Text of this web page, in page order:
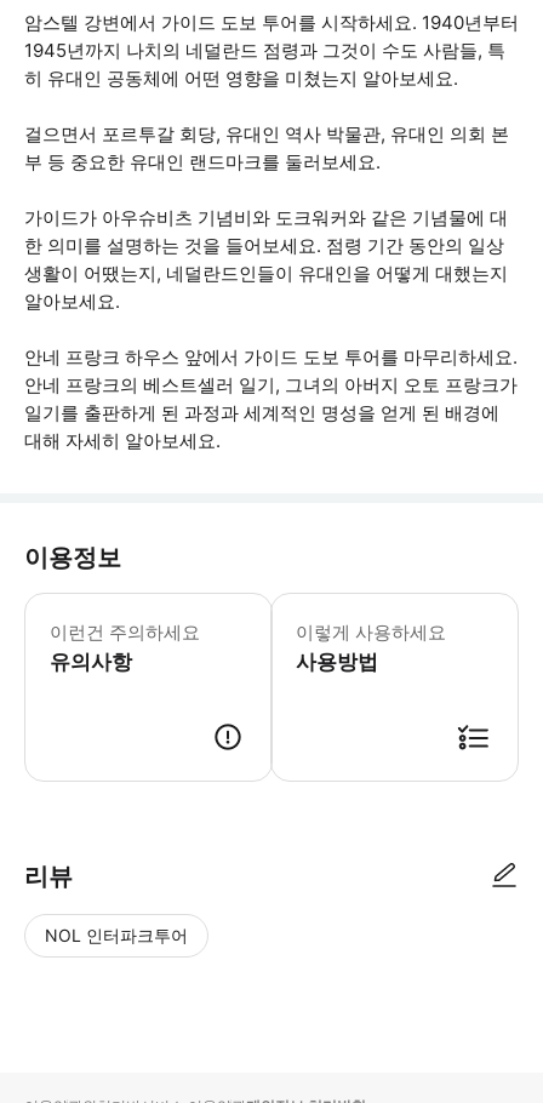
암스텔 강변에서 가이드 도보 투어를 시작하세요. 1940년부터
1945년까지 나치의 네덜란드 점령과 그것이 수도 사람들, 특
히 유대인 공동체에 어떤 영향을 미쳤는지 알아보세요.
걸으면서 포르투갈 회당, 유대인 역사 박물관, 유대인 의회 본
부 등 중요한 유대인 랜드마크를 둘러보세요.
가이드가 아우슈비츠 기념비와 도크워커와 같은 기념물에 대
한 의미를 설명하는 것을 들어보세요. 점령 기간 동안의 일상
생활이 어땠는지, 네덜란드인들이 유대인을 어떻게 대했는지
알아보세요.
안네 프랑크 하우스 앞에서 가이드 도보 투어를 마무리하세요.
안네 프랑크의 베스트셀러 일기, 그녀의 아버지 오토 프랑크가
일기를 출판하게 된 과정과 세계적인 명성을 얻게 된 배경에
대해 자세히 알아보세요.
이용정보
이런건 주의하세요
유의사항
* 소요시간 : 120분 (옵션에 따라 소요
이렇게 사용하세요
사용방법
리뷰
NOL 인터파크투어